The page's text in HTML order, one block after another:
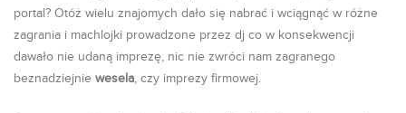
portal? Otóż wielu znajomych dało się nabrać i wciągnąć w różne
zagrania i machlojki prowadzone przez dj co w konsekwencji
dawało nie udaną imprezę, nic nie zwróci nam zagranego
beznadziejnie wesela, czy imprezy firmowej.